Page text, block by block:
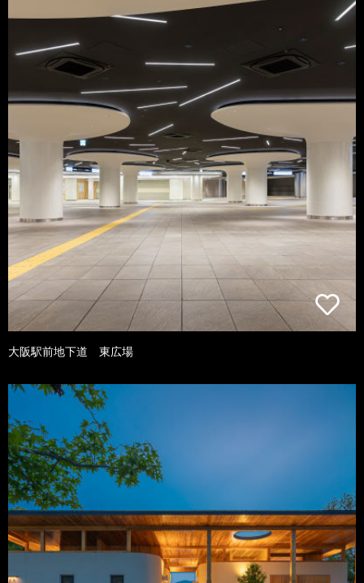
大阪駅前地下道 東広場